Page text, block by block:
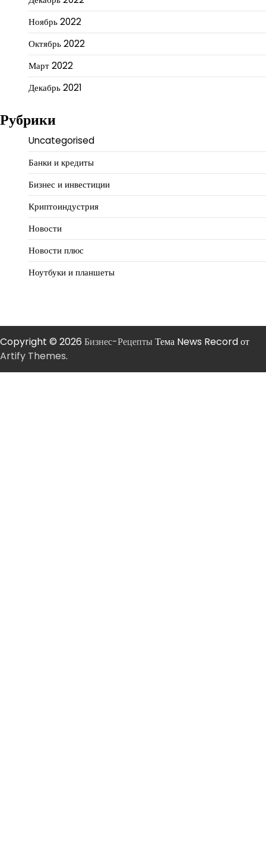
Ноябрь 2022
Октябрь 2022
Март 2022
Декабрь 2021
Рубрики
Uncategorised
Банки и кредиты
Бизнес и инвестиции
Криптоиндустрия
Новости
Новости плюс
Ноутбуки и планшеты
Copyright © 2026 Бизнес-РецептыТема News Record от
Artify Themes.